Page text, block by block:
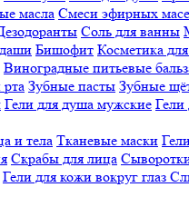
масла Смеси эфирных
Соль для ванны
Бишофит Косметика
Виноградные питьевые
Зубные пасты Зубные
Гели для душа мужские Гели
и тела Тканевые маски
Скрабы для лица
Гели для кожи вокруг глаз